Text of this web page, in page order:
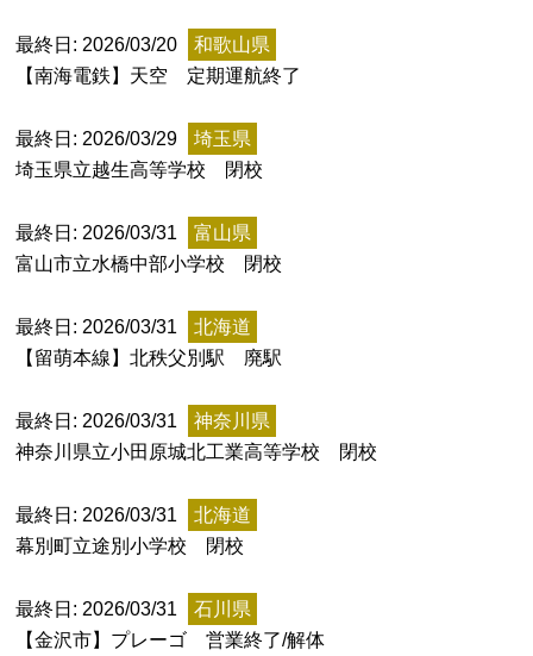
特定商取引法に基づく表記
残り日数で探す
残り約1ヶ月以内
記事ランキング ※24時間以内
最終日: 2026/03/20
和歌山県
【南海電鉄】天空 定期運航終了
最終日: 2026/03/29
埼玉県
埼玉県立越生高等学校 閉校
最終日: 2026/03/31
富山県
富山市立水橋中部小学校 閉校
最終日: 2026/03/31
北海道
【留萌本線】北秩父別駅 廃駅
最終日: 2026/03/31
神奈川県
神奈川県立小田原城北工業高等学校 閉校
最終日: 2026/03/31
北海道
幕別町立途別小学校 閉校
最終日: 2026/03/31
石川県
【金沢市】プレーゴ 営業終了/解体